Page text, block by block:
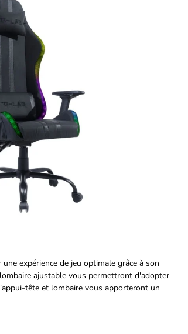
expérience de jeu optimale grâce à son
ajustable vous permettront d'adopter
tête et lombaire vous apporteront un